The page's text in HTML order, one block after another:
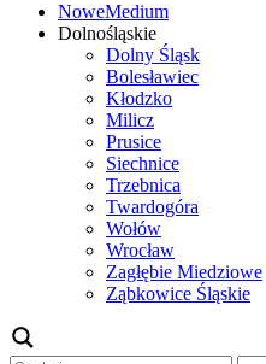
NoweMedium
Dolnośląskie
Dolny Śląsk
Bolesławiec
Kłodzko
Milicz
Prusice
Siechnice
Trzebnica
Twardogóra
Wołów
Wrocław
Zagłębie Miedziowe
Ząbkowice Śląskie